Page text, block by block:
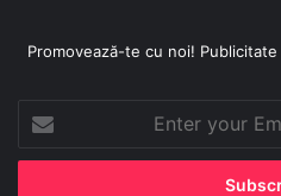
Promovează-te cu noi!
Enter
your
Email